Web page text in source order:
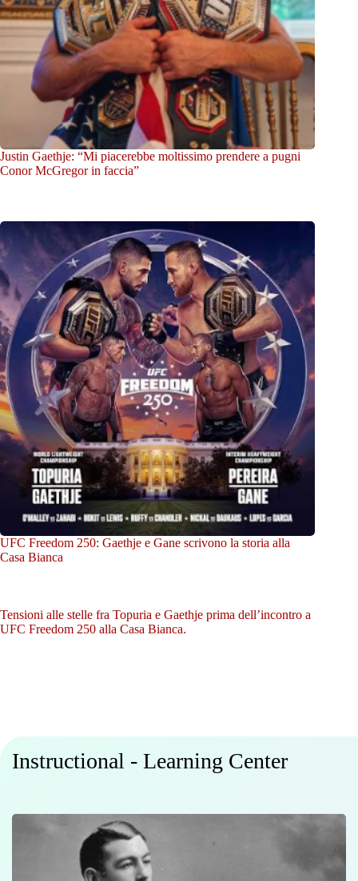
Justin Gaethje: “Mi piacerebbe moltissimo prendere a pugni
Conor McGregor in faccia”
UFC Freedom 250: Gaethje e Gane scrivono la storia alla
Casa Bianca
Tensioni alle stelle fra Topuria e Gaethje prima dell’incontro a
UFC Freedom 250 alla Casa Bianca.
Instructional - Learning Center